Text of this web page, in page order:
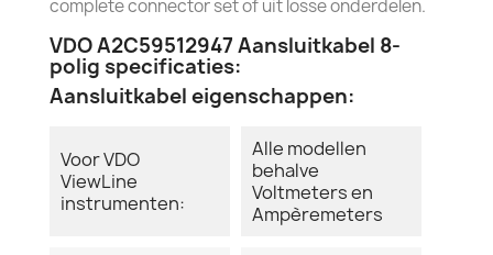
complete connector set of uit losse onderdelen.
VDO A2C59512947 Aansluitkabel 8-
polig specificaties:
Aansluitkabel eigenschappen:
Voor VDO
ViewLine
instrumenten:
Alle modellen
behalve
Voltmeters en
Ampèremeters